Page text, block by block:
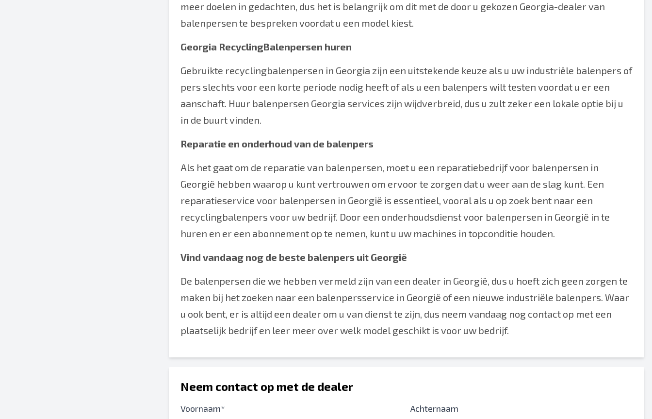
meer doelen in gedachten, dus het is belangrijk om dit met de door u gekozen Georgia-dealer van
balenpersen te bespreken voordat u een model kiest.
Georgia RecyclingBalenpersen huren
Gebruikte recyclingbalenpersen in Georgia zijn een uitstekende keuze als u uw industriële balenpers of
pers slechts voor een korte periode nodig heeft of als u een balenpers wilt testen voordat u er een
aanschaft. Huur balenpersen Georgia services zijn wijdverbreid, dus u zult zeker een lokale optie bij u
in de buurt vinden.
Reparatie en onderhoud van de balenpers
Als het gaat om de reparatie van balenpersen, moet u een reparatiebedrijf voor balenpersen in
Georgië hebben waarop u kunt vertrouwen om ervoor te zorgen dat u weer aan de slag kunt. Een
reparatieservice voor balenpersen in Georgië is essentieel, vooral als u op zoek bent naar een
recyclingbalenpers voor uw bedrijf. Door een onderhoudsdienst voor balenpersen in Georgië in te
huren en er een abonnement op te nemen, kunt u uw machines in topconditie houden.
Vind vandaag nog de beste balenpers uit Georgië
De balenpersen die we hebben vermeld zijn van een dealer in Georgië, dus u hoeft zich geen zorgen te
maken bij het zoeken naar een balenpersservice in Georgië of een nieuwe industriële balenpers. Waar
u ook bent, er is altijd een dealer om u van dienst te zijn, dus neem vandaag nog contact op met een
plaatselijk bedrijf en leer meer over welk model geschikt is voor uw bedrijf.
Neem contact op met de dealer
Voornaam* Achternaam